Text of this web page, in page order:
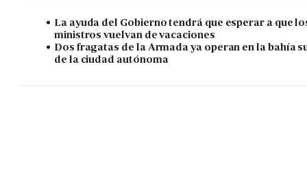
La ayuda del Gobierno tendrá que esperar a que
ministros vuelvan de vacaciones
Dos fragatas de la Armada ya operan en la bahía
de la ciudad autónoma